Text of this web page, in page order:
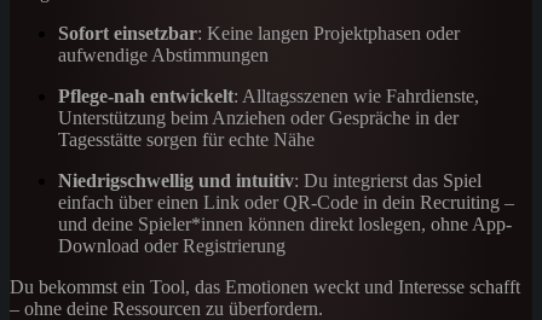
Sofort einsetzbar: Keine langen Projektphasen oder
aufwendige Abstimmungen
Pflege-nah entwickelt: Alltagsszenen wie Fahrdienste,
Unterstützung beim Anziehen oder Gespräche in der
Tagesstätte sorgen für echte Nähe
Niedrigschwellig und intuitiv: Du integrierst das Spiel
einfach über einen Link oder QR-Code in dein Recruiting –
und deine Spieler*innen können direkt loslegen, ohne App-
Download oder Registrierung
Du bekommst ein Tool, das Emotionen weckt und Interesse schafft
– ohne deine Ressourcen zu überfordern.